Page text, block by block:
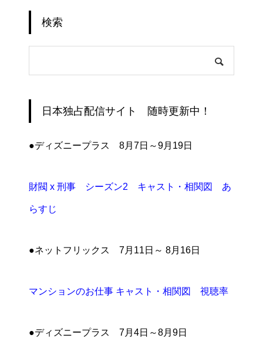
検索
日本独占配信サイト 随時更新中！
●ディズニープラス 8月7日～9月19日
財閥 x 刑事 シーズン2 キャスト・相関図 あ
らすじ
●ネットフリックス 7月11日～ 8月16日
マンションのお仕事 キャスト・相関図 視聴率
●ディズニープラス 7月4日～8月9日